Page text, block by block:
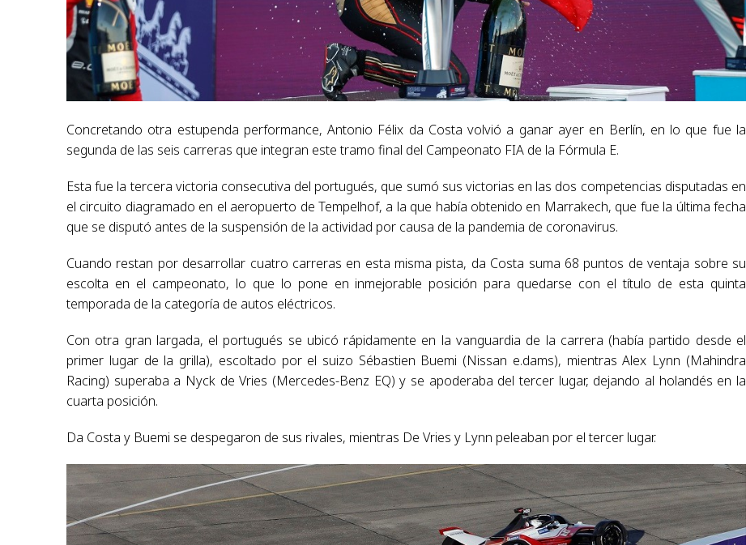
Concretando otra estupenda performance, Antonio Félix da Costa volvió a ganar ayer en Berlín, en lo que fue la
segunda de las seis carreras que integran este tramo final del Campeonato FIA de la Fórmula E.
Esta fue la tercera victoria consecutiva del portugués, que sumó sus victorias en las dos competencias disputadas en
el circuito diagramado en el aeropuerto de Tempelhof, a la que había obtenido en Marrakech, que fue la última fecha
que se disputó antes de la suspensión de la actividad por causa de la pandemia de coronavirus.
Cuando restan por desarrollar cuatro carreras en esta misma pista, da Costa suma 68 puntos de ventaja sobre su
escolta en el campeonato, lo que lo pone en inmejorable posición para quedarse con el título de esta quinta
temporada de la categoría de autos eléctricos.
Con otra gran largada, el portugués se ubicó rápidamente en la vanguardia de la carrera (había partido desde el
primer lugar de la grilla), escoltado por el suizo Sébastien Buemi (Nissan e.dams), mientras Alex Lynn (Mahindra
Racing) superaba a Nyck de Vries (Mercedes-Benz EQ) y se apoderaba del tercer lugar, dejando al holandés en la
cuarta posición.
Da Costa y Buemi se despegaron de sus rivales, mientras De Vries y Lynn peleaban por el tercer lugar.